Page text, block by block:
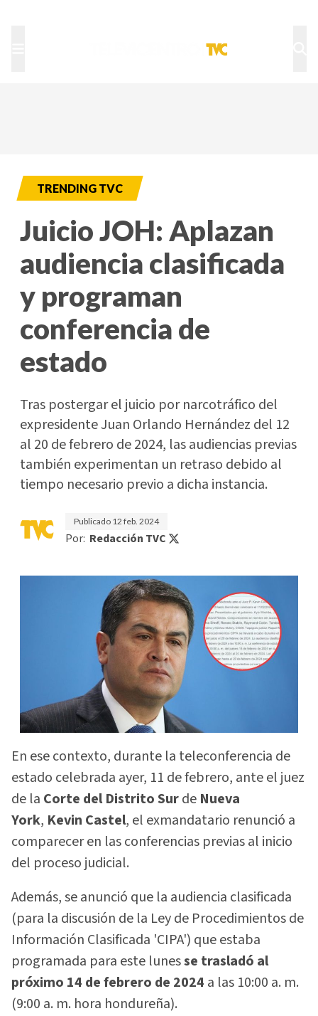
TRENDING TVC
Juicio JOH: Aplazan
audiencia clasificada
y programan
conferencia de
estado
Tras postergar el juicio por narcotráfico del
expresidente Juan Orlando Hernández del 12
al 20 de febrero de 2024, las audiencias previas
también experimentan un retraso debido al
tiempo necesario previo a dicha instancia.
Publicado 12 feb. 2024
Por: Redacción TVC
En ese contexto, durante la teleconferencia de
estado celebrada ayer, 11 de febrero, ante el juez
de la Corte del Distrito Surde Nueva
York, Kevin Castel, el exmandatario renunció a
comparecer en las conferencias previas al inicio
del proceso judicial.
Además, se anunció que la audiencia clasificada
(para la discusión de la Ley de Procedimientos de
Información Clasificada 'CIPA') que estaba
programada para este lunesse trasladó al
próximo 14 de febrero de 2024 a las 10:00 a. m.
(9:00 a. m. hora hondureña).